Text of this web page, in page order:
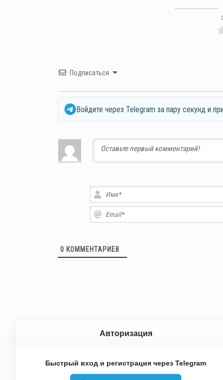
Подписаться
Войдите через Telegram за пару секунд и
0 КОММЕНТАРИЕВ
Авторизация
Быстрый вход и регистрация через Telegram